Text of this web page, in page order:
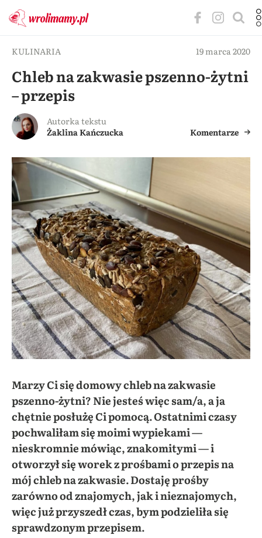
KULINARIA 19 marca 2020
Chleb na zakwasie pszenno-żytni
– przepis
Autorka tekstu
Żaklina Kańczucka
Komentarze
Marzy Ci się domowy chleb na zakwasie
pszenno-żytni? Nie jesteś więc sam/a, a ja
chętnie posłużę Ci pomocą. Ostatnimi czasy
pochwaliłam się moimi wypiekami —
nieskromnie mówiąc, znakomitymi — i
otworzył się worek z prośbami o przepis na
mój chleb na zakwasie. Dostaję prośby
zarówno od znajomych, jak i nieznajomych,
więc już przyszedł czas, bym podzieliła się
sprawdzonym przepisem.